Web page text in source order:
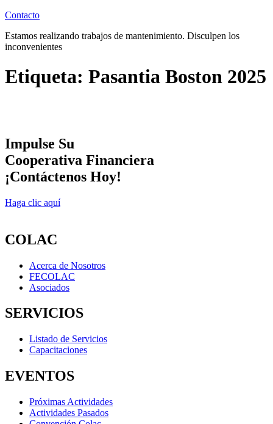
Contacto
Estamos realizando trabajos de mantenimiento. Disculpen los
inconvenientes
Etiqueta: Pasantia Boston 2025
Impulse Su
Cooperativa Financiera
¡Contáctenos Hoy!
Haga clic aquí
COLAC
Acerca de Nosotros
FECOLAC
Asociados
SERVICIOS
Listado de Servicios
Capacitaciones
EVENTOS
Próximas Actividades
Actividades Pasados